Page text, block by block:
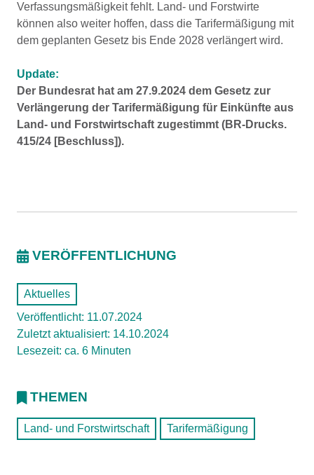
Verfassungsmäßigkeit fehlt. Land- und Forstwirte
können also weiter hoffen, dass die Tarifermäßigung mit
dem geplanten Gesetz bis Ende 2028 verlängert wird.
Update:
Der Bundesrat hat am 27.9.2024 dem Gesetz zur
Verlängerung der Tarifermäßigung für Einkünfte aus
Land- und Forstwirtschaft zugestimmt (BR-Drucks.
415/24 [Beschluss]).
VERÖFFENTLICHUNG
Aktuelles
Veröffentlicht: 11.07.2024
Zuletzt aktualisiert: 14.10.2024
Lesezeit: ca. 6 Minuten
THEMEN
Land- und Forstwirtschaft Tarifermäßigung